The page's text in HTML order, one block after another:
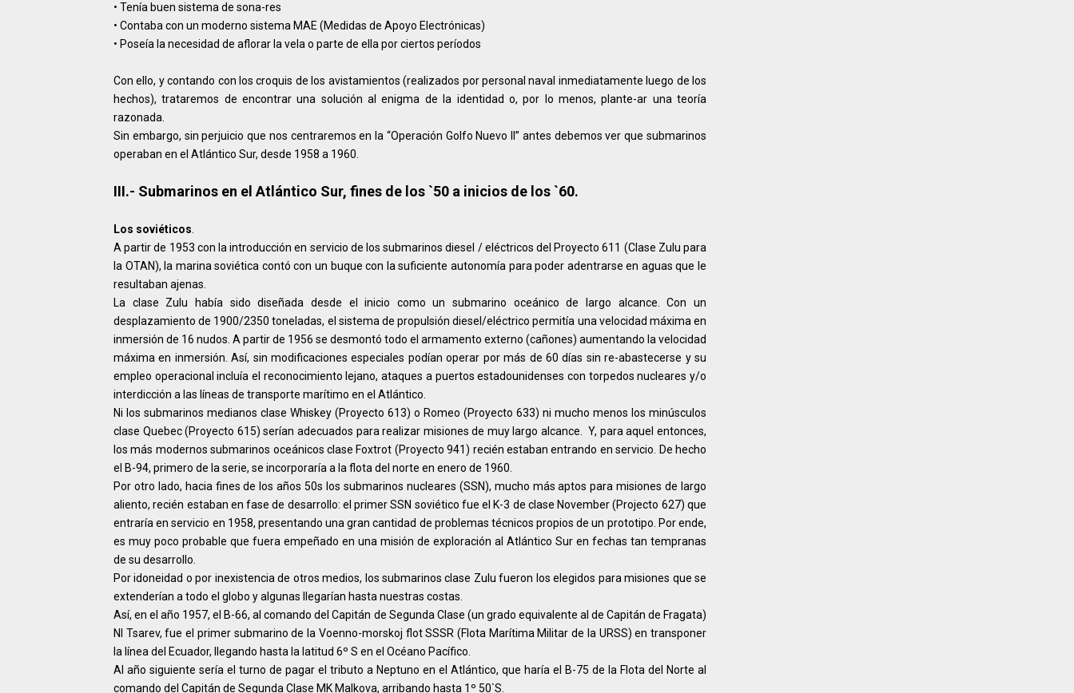
• Tenía buen sistema de sona-res
• Contaba con un moderno sistema MAE (Medidas de Apoyo Electrónicas)
• Poseía la necesidad de aflorar la vela o parte de ella por ciertos períodos
Con ello, y contando con los croquis de los avistamientos (realizados por personal naval inmediatamente luego de los
hechos), trataremos de encontrar una solución al enigma de la identidad o, por lo menos, plante-ar una teoría
razonada.
Sin embargo, sin perjuicio que nos centraremos en la “Operación Golfo Nuevo II” antes debemos ver que submarinos
operaban en el Atlántico Sur, desde 1958 a 1960.
III.- Submarinos en el Atlántico Sur, fines de los `50 a inicios de los `60.
Los soviéticos.
A partir de 1953 con la introducción en servicio de los submarinos diesel / eléctricos del Proyecto 611 (Clase Zulu para
la OTAN), la marina soviética contó con un buque con la suficiente autonomía para poder adentrarse en aguas que le
resultaban ajenas.
La clase Zulu había sido diseñada desde el inicio como un submarino oceánico de largo alcance. Con un
desplazamiento de 1900/2350 toneladas, el sistema de propulsión diesel/eléctrico permitía una velocidad máxima en
inmersión de 16 nudos. A partir de 1956 se desmontó todo el armamento externo (cañones) aumentando la velocidad
máxima en inmersión. Así, sin modificaciones especiales podían operar por más de 60 días sin re-abastecerse y su
empleo operacional incluía el reconocimiento lejano, ataques a puertos estadounidenses con torpedos nucleares y/o
interdicción a las líneas de transporte marítimo en el Atlántico.
Ni los submarinos medianos clase Whiskey (Proyecto 613) o Romeo (Proyecto 633) ni mucho menos los minúsculos
clase Quebec (Proyecto 615) serían adecuados para realizar misiones de muy largo alcance. Y, para aquel entonces,
los más modernos submarinos oceánicos clase Foxtrot (Proyecto 941) recién estaban entrando en servicio. De hecho
el B-94, primero de la serie, se incorporaría a la flota del norte en enero de 1960.
Por otro lado, hacia fines de los años 50s los submarinos nucleares (SSN), mucho más aptos para misiones de largo
aliento, recién estaban en fase de desarrollo: el primer SSN soviético fue el K-3 de clase November (Projecto 627) que
entraría en servicio en 1958, presentando una gran cantidad de problemas técnicos propios de un prototipo. Por ende,
es muy poco probable que fuera empeñado en una misión de exploración al Atlántico Sur en fechas tan tempranas
de su desarrollo.
Por idoneidad o por inexistencia de otros medios, los submarinos clase Zulu fueron los elegidos para misiones que se
extenderían a todo el globo y algunas llegarían hasta nuestras costas.
Así, en el año 1957, el B-66, al comando del Capitán de Segunda Clase (un grado equivalente al de Capitán de Fragata)
NI Tsarev, fue el primer submarino de la Voenno-morskoj flot SSSR (Flota Marítima Militar de la URSS) en transponer
la línea del Ecuador, llegando hasta la latitud 6º S en el Océano Pacífico.
Al año siguiente sería el turno de pagar el tributo a Neptuno en el Atlántico, que haría el B-75 de la Flota del Norte al
comando del Capitán de Segunda Clase MK Malkova, arribando hasta 1º 50`S.